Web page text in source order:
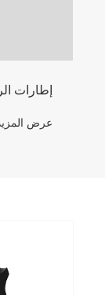
إطارات الرافعات
عرض المزيد >>